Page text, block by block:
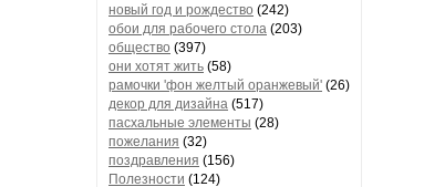
новый год и рождество (242)
обои для рабочего стола (203)
общество (397)
они хотят жить (58)
рамочки 'фон желтый оранжевый' (26)
декор для дизайна (517)
пасхальные элементы (28)
пожелания (32)
поздравления (156)
Полезности (124)